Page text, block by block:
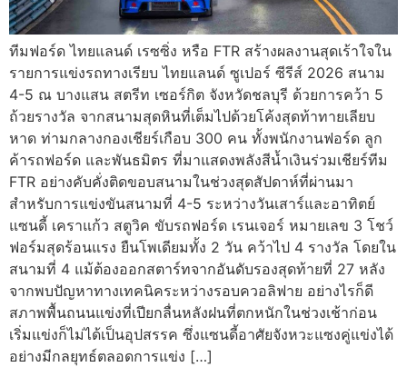
ทีมฟอร์ด ไทยแลนด์ เรซซิ่ง หรือ FTR สร้างผลงานสุดเร้าใจใน
รายการแข่งรถทางเรียบ ไทยแลนด์ ซูเปอร์ ซีรีส์ 2026 สนาม
4-5 ณ บางแสน สตรีท เซอร์กิต จังหวัดชลบุรี ด้วยการคว้า 5
ถ้วยรางวัล จากสนามสุดหินที่เต็มไปด้วยโค้งสุดท้าทายเลียบ
หาด ท่ามกลางกองเชียร์เกือบ 300 คน ทั้งพนักงานฟอร์ด ลูก
ค้ารถฟอร์ด และพันธมิตร ที่มาแสดงพลังสีน้ำเงินร่วมเชียร์ทีม
FTR อย่างคับคั่งติดขอบสนามในช่วงสุดสัปดาห์ที่ผ่านมา
สำหรับการแข่งขันสนามที่ 4-5 ระหว่างวันเสาร์และอาทิตย์
แซนดี้ เคราแก้ว สตูวิค ขับรถฟอร์ด เรนเจอร์ หมายเลข 3 โชว์
ฟอร์มสุดร้อนแรง ยืนโพเดียมทั้ง 2 วัน คว้าไป 4 รางวัล โดยใน
สนามที่ 4 แม้ต้องออกสตาร์ทจากอันดับรองสุดท้ายที่ 27 หลัง
จากพบปัญหาทางเทคนิคระหว่างรอบควอลิฟาย อย่างไรก็ดี
สภาพพื้นถนนแข่งที่เปียกลื่นหลังฝนที่ตกหนักในช่วงเช้าก่อน
เริ่มแข่งก็ไม่ได้เป็นอุปสรรค ซึ่งแซนดี้อาศัยจังหวะแซงคู่แข่งได้
อย่างมีกลยุทธ์ตลอดการแข่ง […]